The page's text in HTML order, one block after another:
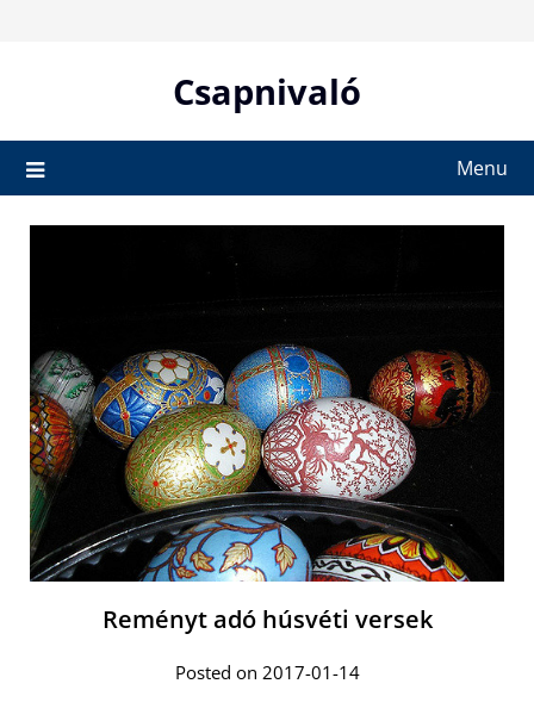
Csapnivaló
Menu
Reményt adó húsvéti versek
Posted on 2017-01-14